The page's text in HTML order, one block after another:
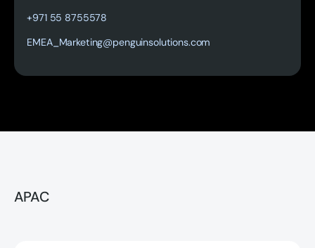
+971 55 8755578
EMEA_Marketing@penguinsolutions.com
APAC